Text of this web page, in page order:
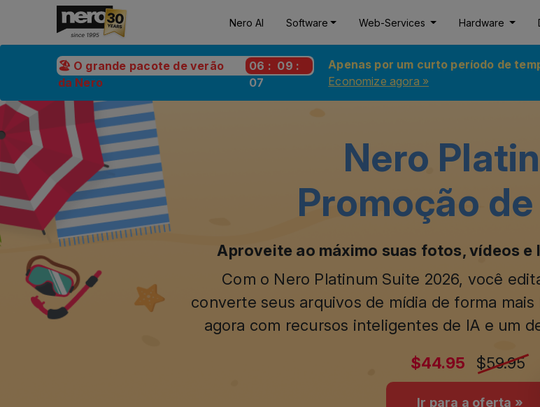
Nero AI Software Web-Services Hardware
🏖️ O grande pacote de verão
da Nero
06 : 09 :
05
Apenas por um curto período de
Economize agora »
Nero
Promoção de
Aproveite ao máximo suas fotos, vídeos e
converte seus arquivos de mídia de forma
agora com recursos inteligentes de IA e um
$44.95 $59.95
Ir para a oferta »
para Windows 11, 10, 8 |Requisitos del